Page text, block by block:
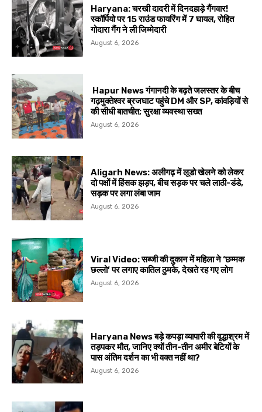
Haryana: चरखी दादरी में दिनदहाड़े गैंगवार!
स्कॉर्पियो पर 15 राउंड फायरिंग में 7 घायल, रोहित
गोदारा गैंग ने ली जिम्मेदारी
August 6, 2026
Hapur News गंगानदी के बढ़ते जलस्तर के बीच
गढ़मुक्तेश्वर ब्रजघाट पहुंचे DM और SP, कांवड़ियों से
की सीधी बातचीत; सुरक्षा व्यवस्था सख्त
August 6, 2026
Aligarh News: अलीगढ़ में लूडो खेलने को लेकर
दो पक्षों में हिंसक झड़प, बीच सड़क पर चले लाठी-डंडे,
सड़क पर लगा लंबा जाम
August 6, 2026
Viral Video: सब्जी की दुकान में महिला ने ‘छम्मक
छल्लो’ पर लगाए कातिल ठुमके, देखते रह गए लोग
August 6, 2026
Haryana News बड़े कपड़ा व्यापारी की वृद्धाश्रम में
तड़पकर मौत, जानिए क्यों तीन-तीन अमीर बेटियों के
पास अंतिम दर्शन का भी वक्त नहीं था?
August 6, 2026